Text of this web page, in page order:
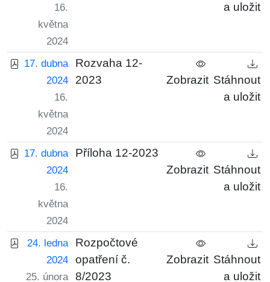
16.
května
2024
a uložit
17. dubna
2024
16.
května
2024
Rozvaha 12-
2023
Zobrazit Stáhnout
a uložit
17. dubna
2024
16.
května
2024
Příloha 12-2023
Zobrazit Stáhnout
a uložit
24. ledna
2024
25. února
Rozpočtové
opatření č.
8/2023
Zobrazit Stáhnout
a uložit